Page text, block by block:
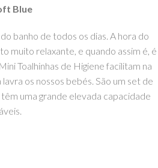
Blue
banho de todos os dias. A hora do
muito relaxante, e quando assim é, é
Toalhinhas de Higiene facilitam na
os nossos bebés. São um set de
uma grande elevada capacidade